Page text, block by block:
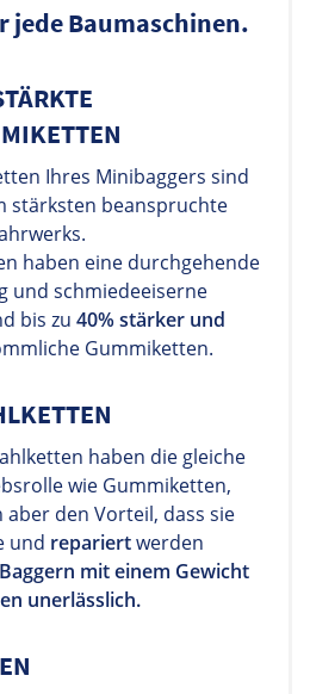
jede Baumaschinen.
Ihres Minibaggers sind
stärksten beanspruchte
haben eine durchgehende
und schmiedeeiserne
bis zu 40% stärker und
Gummiketten.
haben die gleiche
wie Gummiketten,
aber den Vorteil, dass sie
und repariertwerden
mit einem Gewicht
unerlässlich.